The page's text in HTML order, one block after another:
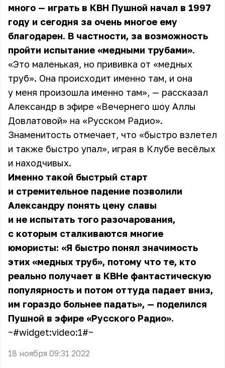
много — играть в КВН Пушной начал в 1997
году и сегодня за очень многое ему
благодарен. В частности, за возможность
пройти испытание «медными трубами».
«Это маленькая, но прививка от «медных
труб». Она происходит именно там, и она
у меня произошла именно там», — рассказал
Александр в эфире «Вечернего шоу Аллы
Довлатовой» на «Русском Радио».
Знаменитость отмечает, что «быстро взлетел
и также быстро упал», играя в Клубе весёлых
и находчивых.
Именно такой быстрый старт
и стремительное падение позволили
Александру понять цену славы
и не испытать того разочарования,
с которым сталкиваются многие
юмористы: «Я быстро понял значимость
этих «медных труб», потому что те, кто
реально получает в КВНе фантастическую
популярность и потом оттуда падает вниз,
им гораздо больнее падать», — поделился
Пушной в эфире «Русского Радио».
~#widget:video:1#~
18 ноября 09:31 2022